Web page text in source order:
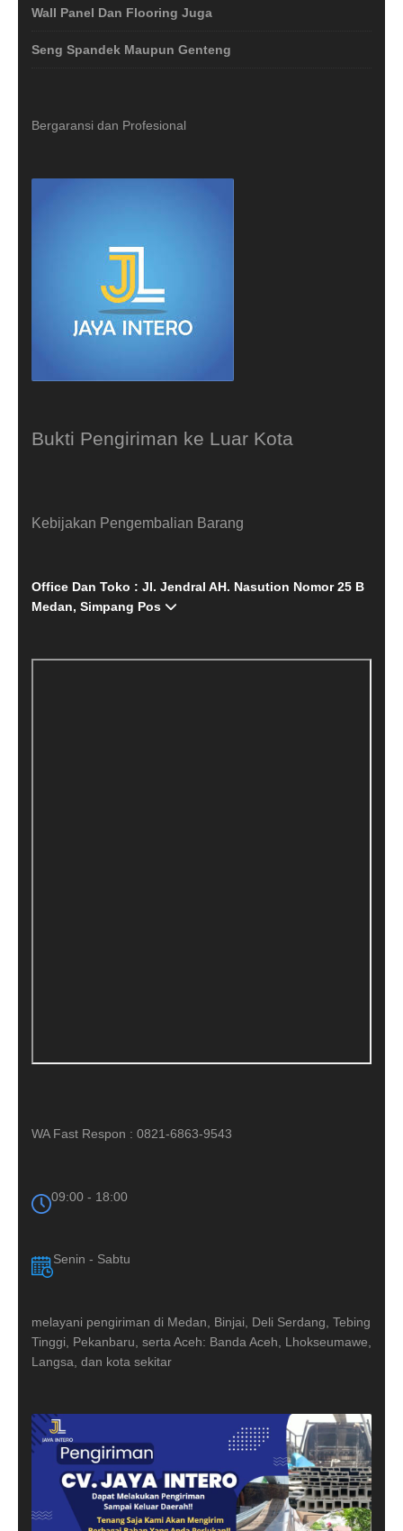
Wall Panel Dan Flooring Juga
Seng Spandek Maupun Genteng
Bergaransi dan Profesional
Bukti Pengiriman ke Luar Kota
Kebijakan Pengembalian Barang
Office Dan Toko : Jl. Jendral AH. Nasution Nomor 25 B
Medan, Simpang Pos
WA Fast Respon : 0821-6863-9543
09:00 - 18:00
Senin - Sabtu
melayani pengiriman di Medan, Binjai, Deli Serdang, Tebing
Tinggi, Pekanbaru, serta Aceh: Banda Aceh, Lhokseumawe,
Langsa, dan kota sekitar